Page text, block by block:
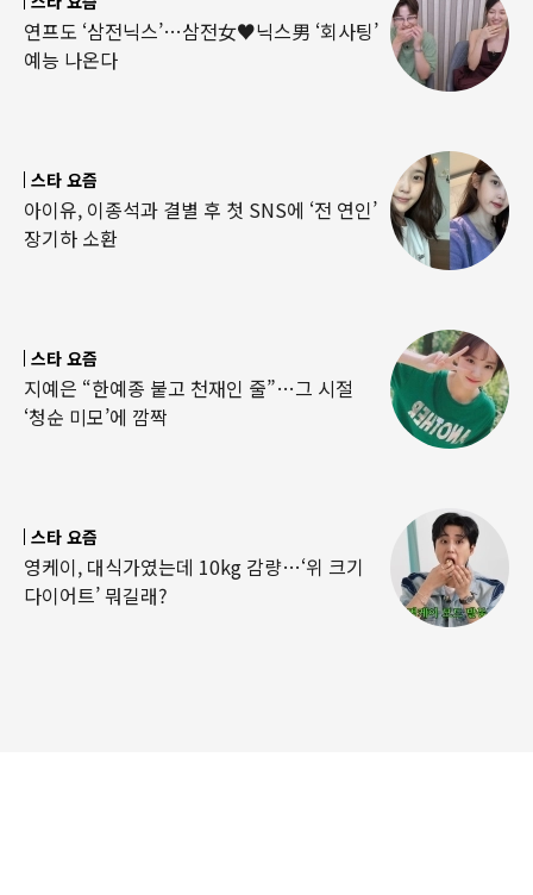
연프도 ‘삼전닉스’…삼전女♥닉스男 ‘회사팅’
예능 나온다
스타 요즘
아이유, 이종석과 결별 후 첫 SNS에 ‘전 연인’
장기하 소환
스타 요즘
지예은 “한예종 붙고 천재인 줄”…그 시절
‘청순 미모’에 깜짝
스타 요즘
영케이, 대식가였는데 10kg 감량…‘위 크기
다이어트’ 뭐길래?